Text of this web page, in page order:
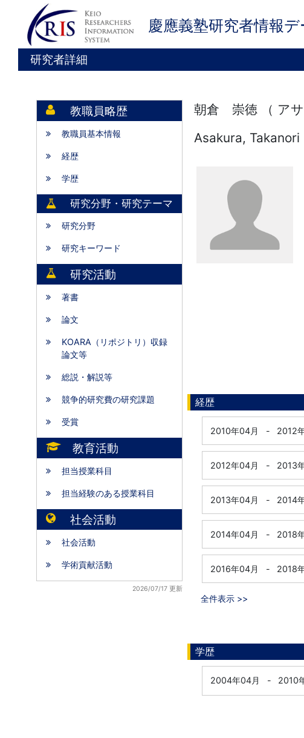
慶應義塾研究者情報
研究者詳細
教職員略歴
教職員基本情報
経歴
学歴
研究分野・研究テーマ
研究分野
研究キーワード
研究活動
著書
論文
KOARA（リポジトリ）収録
論文等
総説・解説等
競争的研究費の研究課題
受賞
教育活動
担当授業科目
担当経験のある授業科目
社会活動
社会活動
学術貢献活動
2026/07/17 更新
朝倉 崇徳 （ ア
Asakura, Takanori
経歴
2010年04月 - 2012
2012年04月 - 2013
2013年04月 - 2014
2014年04月 - 2018
2016年04月 - 2018
全件表示 >>
学歴
2004年04月 - 2010